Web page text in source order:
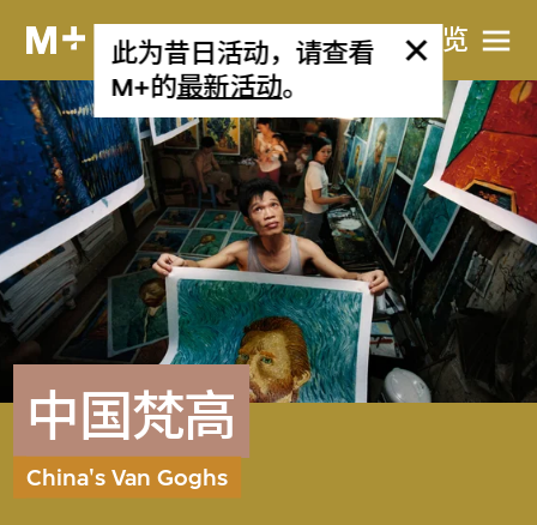
网站导览
此为昔日活动，请查看
M+的最新活动。
中国梵高
China's Van Goghs